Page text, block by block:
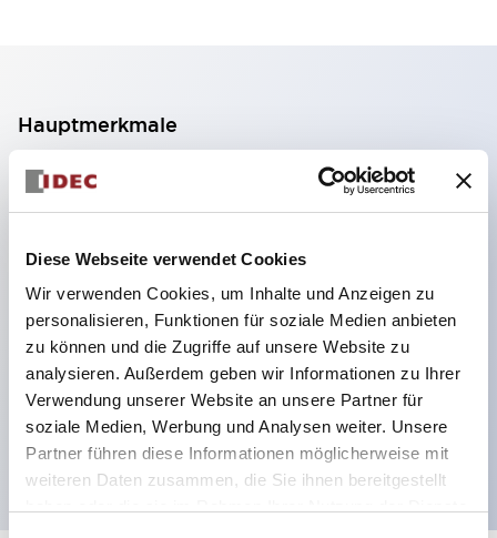
Diese Webseite verwendet Cookies
Wir verwenden Cookies, um Inhalte und Anzeigen zu
personalisieren, Funktionen für soziale Medien anbieten
zu können und die Zugriffe auf unsere Website zu
analysieren. Außerdem geben wir Informationen zu Ihrer
Verwendung unserer Website an unsere Partner für
soziale Medien, Werbung und Analysen weiter. Unsere
Partner führen diese Informationen möglicherweise mit
weiteren Daten zusammen, die Sie ihnen bereitgestellt
Hauptmerkmale
2-Kontakt-Block mit 2 Stufen, ermöglicht eine 4-
Kontakt-Konfiguration (Gewährleistung der
Isolierung zwischen den 2 Kontakten).
59,9 mm (※ 22-stufiger Kontaktblock).
Platzsparendes Design möglich.
Sicherheitsstruktur der 3. Generation: 2-Aktions-
Freisetzung, integrierter Schutz, IP20-
Fingerschutzstruktur